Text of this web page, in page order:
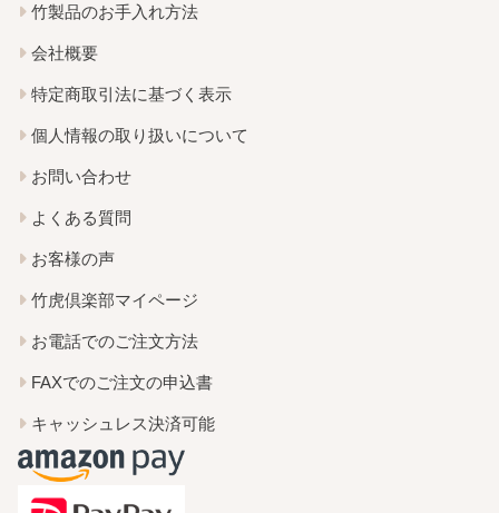
竹製品のお手入れ方法
会社概要
特定商取引法に基づく表示
個人情報の取り扱いについて
お問い合わせ
よくある質問
お客様の声
竹虎倶楽部マイページ
お電話でのご注文方法
FAXでのご注文の申込書
キャッシュレス決済可能